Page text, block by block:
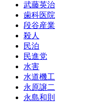
武藤英治
歯科医院
段谷産業
殺人
民泊
民進党
水害
水道機工
永原譲二
永島和則